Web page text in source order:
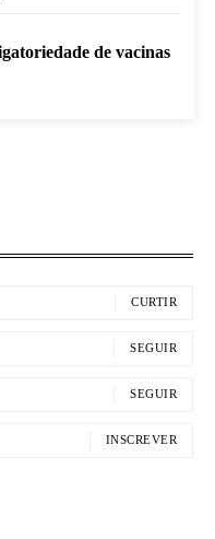
de vacinas
CURTIR
SEGUIR
SEGUIR
INSCREVER